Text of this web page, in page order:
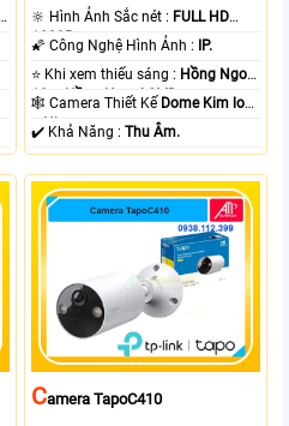
🔆 Hình Ảnh Sắc nét : FULL HD
1080P .
🌠 Công Nghệ Hình Ảnh : IP.
⭐ Khi xem thiếu sáng : Hồng Ngoại
10m Hồng Ngoại SMD.
🕸️ Camera Thiết Kế Dome Kim loại
+ Nhựa.
️✔️ Khả Năng :Thu Âm.
CAmera TapoC410